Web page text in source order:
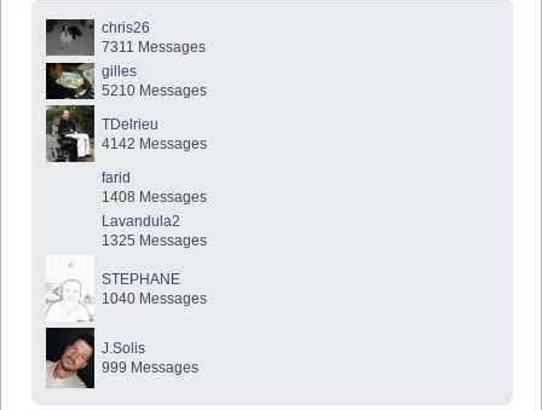
chris26
7311 Messages
gilles
5210 Messages
TDelrieu
4142 Messages
farid
1408 Messages
Lavandula2
1325 Messages
STEPHANE
1040 Messages
J.Solis
999 Messages